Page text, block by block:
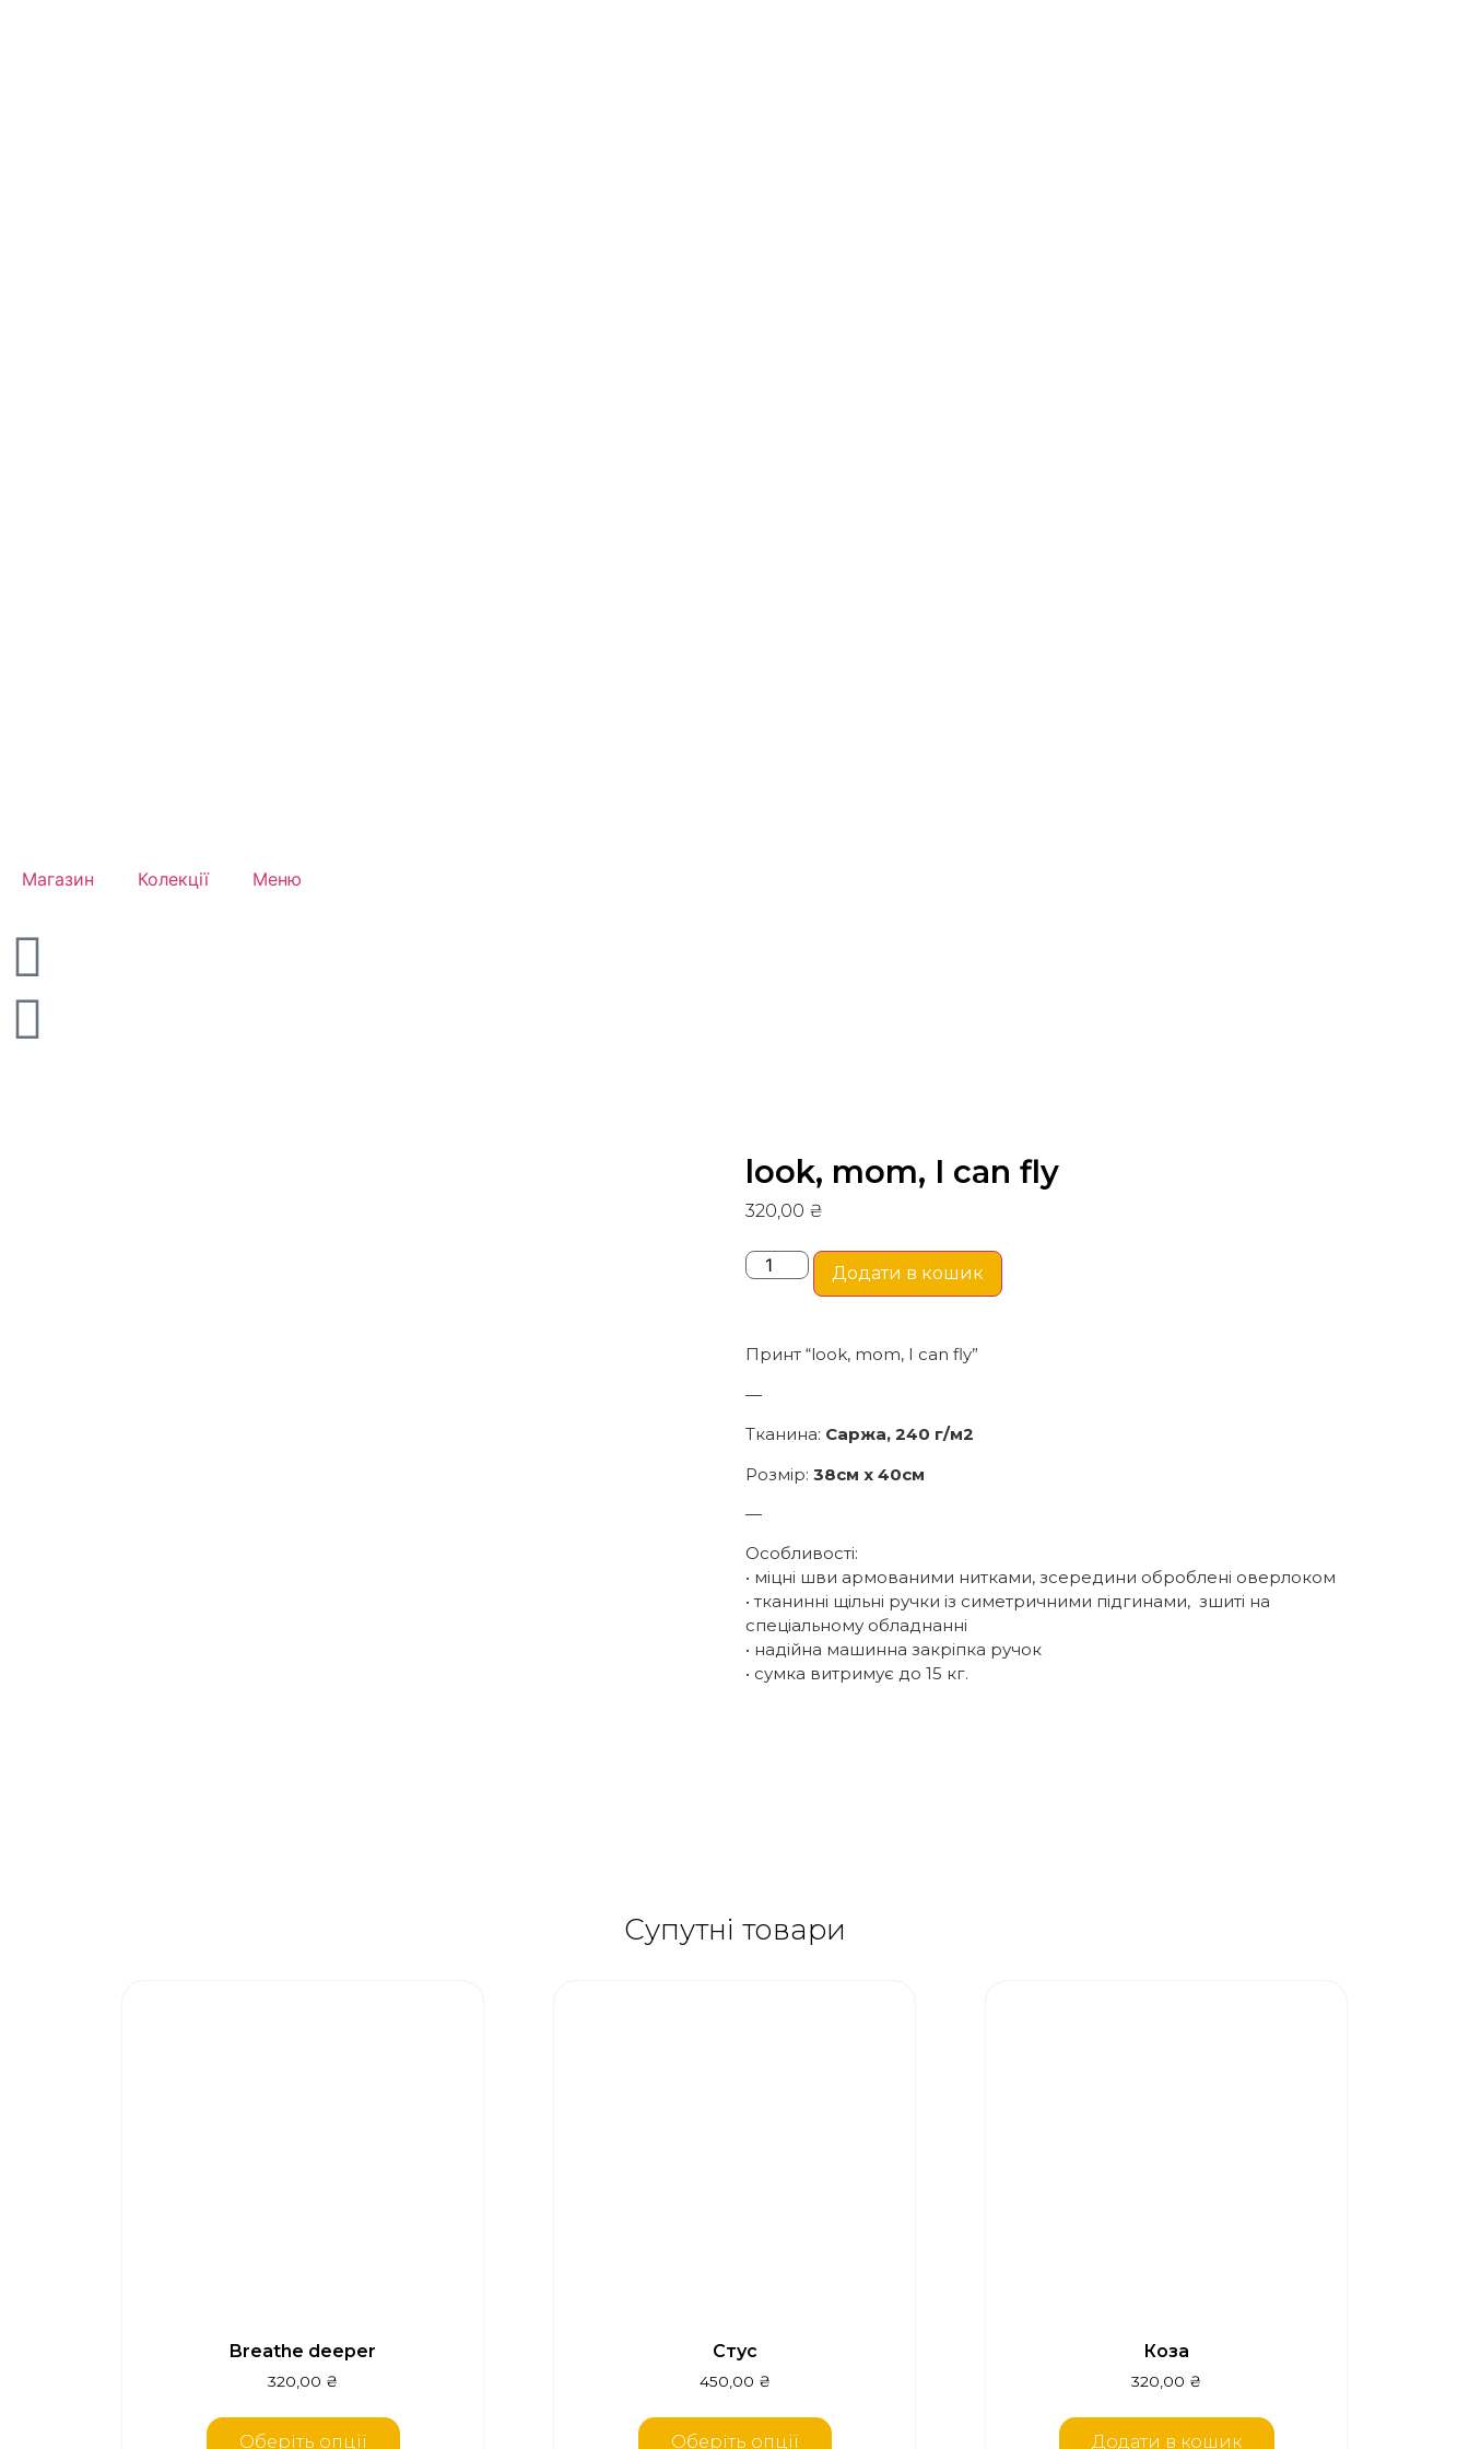
Магазин Колекції Меню
look, mom, I can fly
320,00 ₴
Додати в кошик
Принт “look, mom, I can fly”
—
Тканина: Саржа, 240 г/м2
Розмір: 38см х 40см
—
Особливості:
• міцні шви армованими нитками, зсередини оброблені оверлоком
• тканинні щільні ручки із симетричними підгинами, зшиті на
спеціальному обладнанні
• надійна машинна закріпка ручок
• сумка витримує до 15 кг.
Супутні товари
Breathe deeper
320,00 ₴
Оберіть опції
Стус
450,00 ₴
Оберіть опції
Коза
320,00 ₴
Додати в кошик